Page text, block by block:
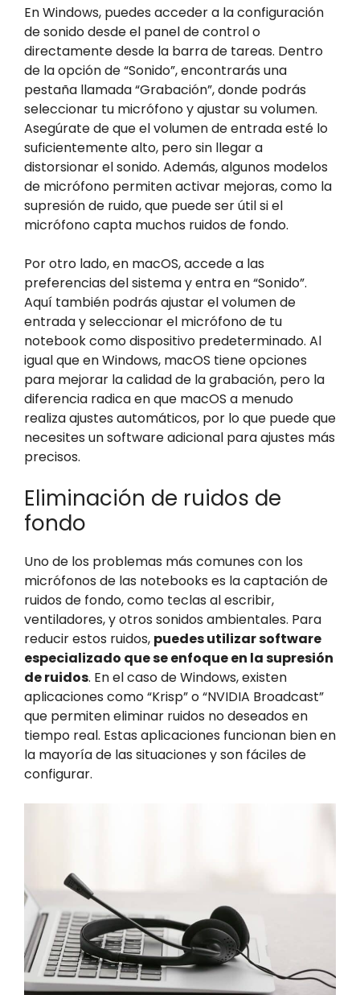
En Windows, puedes acceder a la configuración
de sonido desde el panel de control o
directamente desde la barra de tareas. Dentro
de la opción de “Sonido”, encontrarás una
pestaña llamada “Grabación”, donde podrás
seleccionar tu micrófono y ajustar su volumen.
Asegúrate de que el volumen de entrada esté lo
suficientemente alto, pero sin llegar a
distorsionar el sonido. Además, algunos modelos
de micrófono permiten activar mejoras, como la
supresión de ruido, que puede ser útil si el
micrófono capta muchos ruidos de fondo.
Por otro lado, en macOS, accede a las
preferencias del sistema y entra en “Sonido”.
Aquí también podrás ajustar el volumen de
entrada y seleccionar el micrófono de tu
notebook como dispositivo predeterminado. Al
igual que en Windows, macOS tiene opciones
para mejorar la calidad de la grabación, pero la
diferencia radica en que macOS a menudo
realiza ajustes automáticos, por lo que puede que
necesites un software adicional para ajustes más
precisos.
Eliminación de ruidos de
fondo
Uno de los problemas más comunes con los
micrófonos de las notebooks es la captación de
ruidos de fondo, como teclas al escribir,
ventiladores, y otros sonidos ambientales. Para
reducir estos ruidos, puedes utilizar software
especializado que se enfoque en la supresión
de ruidos. En el caso de Windows, existen
aplicaciones como “Krisp” o “NVIDIA Broadcast”
que permiten eliminar ruidos no deseados en
tiempo real. Estas aplicaciones funcionan bien en
la mayoría de las situaciones y son fáciles de
configurar.